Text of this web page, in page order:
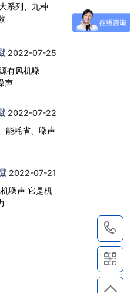
系列、九种
2022-07-25
有风机噪
声
2022-07-22
能耗省、噪声
2022-07-21
噪声 它是机